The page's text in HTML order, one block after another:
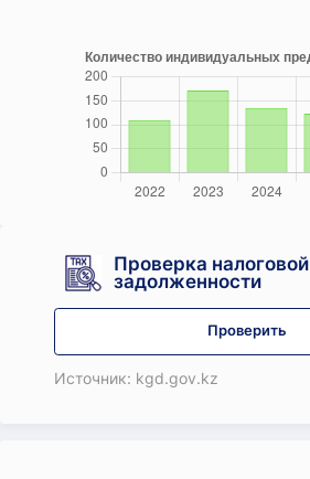
Проверка налоговой
задолженности
Проверить
Источник: kgd.gov.kz